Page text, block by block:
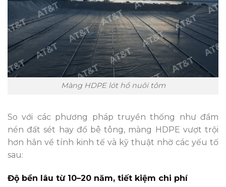
Màng HDPE lót hồ nuôi tôm
So với các phương pháp truyền thống như đầm
nén đất sét hay đổ bê tông, màng HDPE vượt trội
hơn hẳn về tính kinh tế và kỹ thuật nhờ các yếu tố
sau:
Độ bền lâu từ 10–20 năm, tiết kiệm chi phí